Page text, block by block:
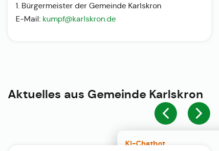
KI-Chatbot
1. Bürgermeister der Gemeinde Karlskron
E-Mail: kumpf@karlskron.de
Aktuelles aus Gemeinde Karlskron